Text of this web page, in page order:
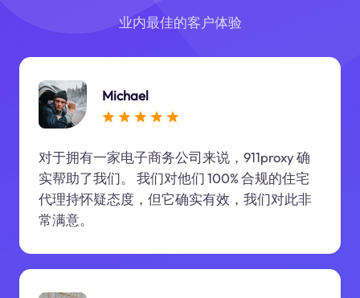
业内最佳的客户体验
Michael
对于拥有一家电子商务公司来说，911proxy 确
实帮助了我们。 我们对他们 100% 合规的住宅
代理持怀疑态度，但它确实有效，我们对此非
常满意。